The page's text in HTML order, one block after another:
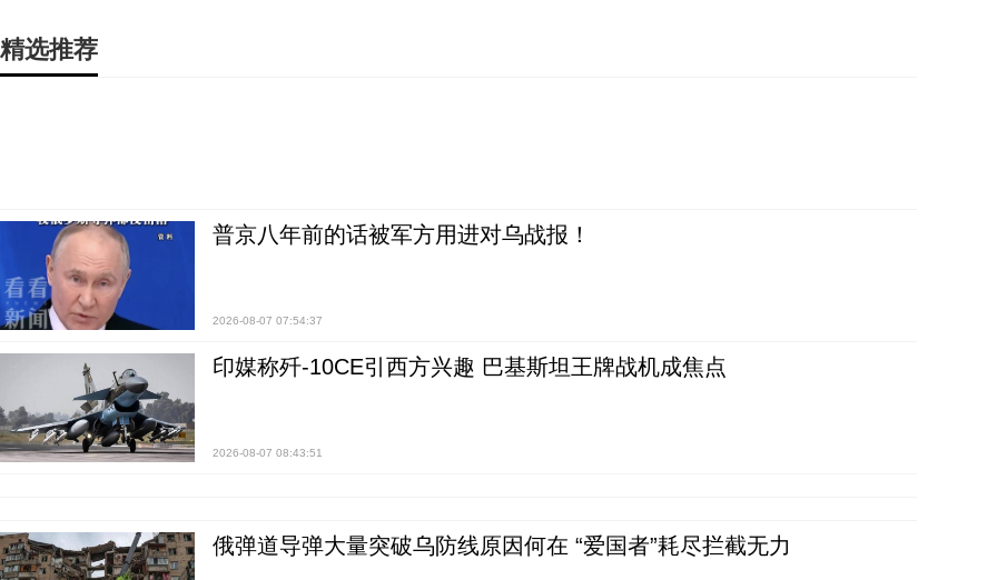
精选推荐
普京八年前的话被军方用进对乌战报！
2026-08-07 07:54:37
印媒称歼-10CE引西方兴趣 巴基斯坦王牌战机成焦点
2026-08-07 08:43:51
俄弹道导弹大量突破乌防线原因何在 “爱国者”耗尽拦截无力